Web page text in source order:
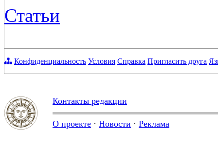
Статьи
Конфиденциальность Условия Справка Пригласить друга
Контакты редакции
О проекте · Новости · Реклама